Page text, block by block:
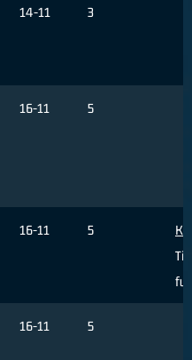
14-11 3
16-11 5
16-11 5
16-11 5